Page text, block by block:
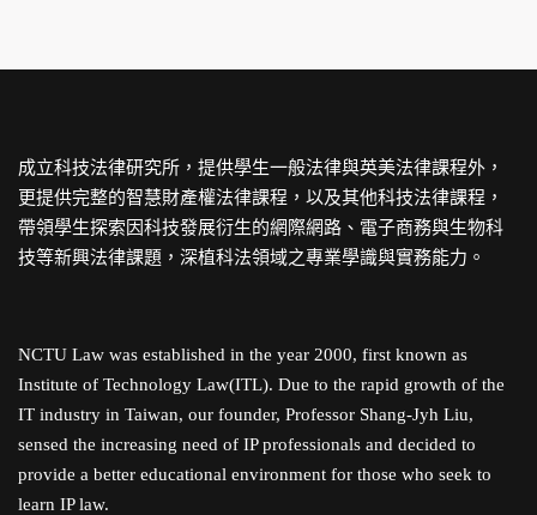
成立科技法律研究所，提供學生一般法律與英美法律課程外，
更提供完整的智慧財產權法律課程，以及其他科技法律課程，
帶領學生探索因科技發展衍生的網際網路、電子商務與生物科
技等新興法律課題，深植科法領域之專業學識與實務能力。
NCTU Law was established in the year 2000, first known as
Institute of Technology Law(ITL). Due to the rapid growth of the
IT industry in Taiwan, our founder, Professor Shang-Jyh Liu,
sensed the increasing need of IP professionals and decided to
provide a better educational environment for those who seek to
learn IP law.